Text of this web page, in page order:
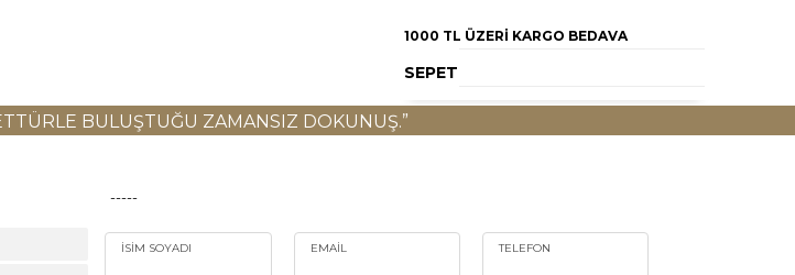
1000 TL ÜZERI KARGO BEDAVA
SEPET
BULUŞTUĞU ZAMANSIZ DOKUNUŞ.”
-----
İSIM SOYADI EMAIL TELEFON